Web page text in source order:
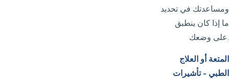
ومساعدتك في تحديد
ما إذا كان ينطبق
الطبي - تأشيرات